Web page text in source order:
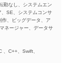
勤なし、システムエン
SE、システムコンサ
、ビッグデータ、ア
ネージャー、データサ
C++、Swift、